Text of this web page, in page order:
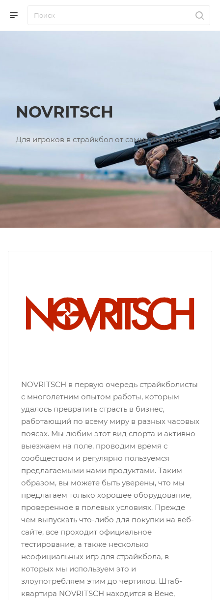
NOVRITSCH
Для игроков в страйкбол от самих игроков.
NOVRITSCH в первую очередь страйкболисты
с многолетним опытом работы, которым
удалось превратить страсть в бизнес,
работающий по всему миру в разных часовых
поясах. Мы любим этот вид спорта и активно
выезжаем на поле, проводим время с
сообществом и регулярно пользуемся
предлагаемыми нами продуктами. Таким
образом, вы можете быть уверены, что мы
предлагаем только хорошее оборудование,
проверенное в полевых условиях. Прежде
чем выпускать что-либо для покупки на веб-
сайте, все проходит официальное
тестирование, а также несколько
неофициальных игр для страйкбола, в
которых мы используем это и
злоупотребляем этим до чертиков. Штаб-
квартира NOVRITSCH находится в Вене,